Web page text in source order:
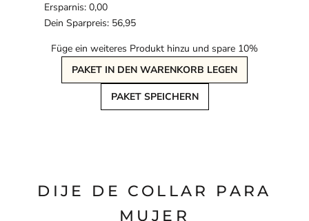
Ersparnis: 0,00
Dein Sparpreis: 56,95
Füge ein weiteres Produkt hinzu und spare 10%
PAKET IN DEN WARENKORB LEGEN
PAKET SPEICHERN
DIJE DE COLLAR PARA
MUJER